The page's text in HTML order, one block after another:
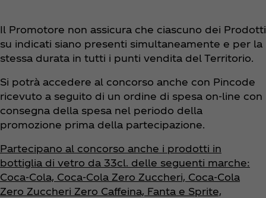
Il Promotore non assicura che ciascuno dei Prodotti
su indicati siano presenti simultaneamente e per la
stessa durata in tutti i punti vendita del Territorio.
Si potrà accedere al concorso anche con Pincode
ricevuto a seguito di un ordine di spesa on-line con
consegna della spesa nel periodo della
promozione prima della partecipazione.
Partecipano al concorso anche i prodotti in
bottiglia di vetro da 33cl. delle seguenti marche:
Coca‑Cola, Coca‑Cola Zero Zuccheri, Coca‑Cola
Zero Zuccheri Zero Caffeina, Fanta e Sprite,